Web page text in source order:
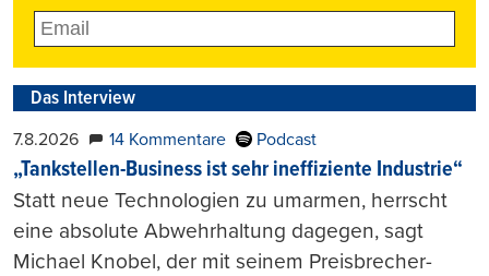
Das Interview
7.8.2026 14 Kommentare Podcast
„Tankstellen-Business ist sehr ineffiziente Industrie“
Statt neue Technologien zu umarmen, herrscht
eine absolute Abwehrhaltung dagegen, sagt
Michael Knobel, der mit seinem Preisbrecher-